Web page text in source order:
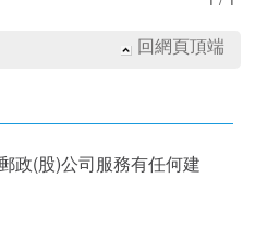
回網頁頂端
政(股)公司服務有任何建